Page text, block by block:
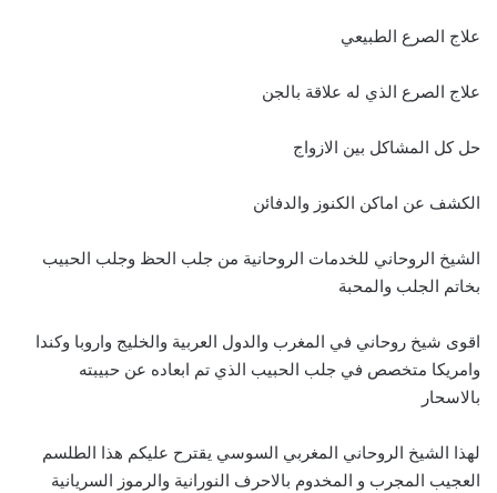
علاج الصرع الطبيعي
علاج الصرع الذي له علاقة بالجن
حل كل المشاكل بين الازواج
الكشف عن اماكن الكنوز والدفائن
الشيخ الروحاني للخدمات الروحانية من جلب الحظ وجلب الحبيب
بخاتم الجلب والمحبة
اقوى شيخ روحاني في المغرب والدول العربية والخليج واروبا وكندا
وامريكا متخصص في جلب الحبيب الذي تم ابعاده عن حبيبته
بالاسحار
لهذا الشيخ الروحاني المغربي السوسي يقترح عليكم هذا الطلسم
العجيب المجرب و المخدوم بالاحرف النورانية والرموز السريانية